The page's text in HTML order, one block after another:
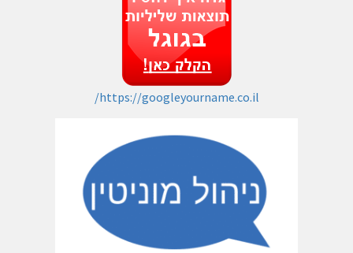
https://googleyourname.co.il/